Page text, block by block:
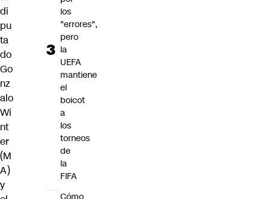
di
pu
ta
do
Go
nz
alo
Wi
nt
er
(M
A)
y
los
"errores",
pero
la
UEFA
mantiene
el
boicot
a
los
torneos
de
la
FIFA
Cómo